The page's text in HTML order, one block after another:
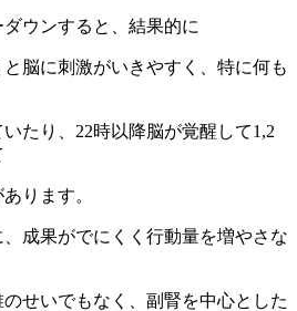
ウンすると、結果的に
脳に刺激がいきやすく、特に何も
たり、22時以降脳が覚醒して1,2
ります。
成果がでにくく行動量を増やさな
せいでもなく、副腎を中心とした